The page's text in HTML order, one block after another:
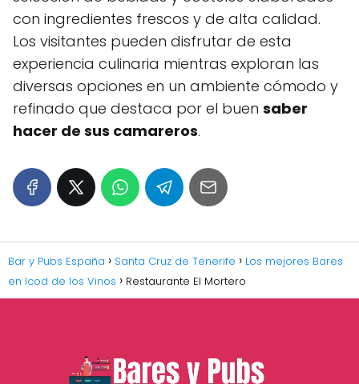
con ingredientes frescos y de alta calidad.
Los visitantes pueden disfrutar de esta
experiencia culinaria mientras exploran las
diversas opciones en un ambiente cómodo y
refinado que destaca por el buen saber
hacer de sus camareros.
Bar y Pubs España Santa Cruz de Tenerife
Los mejores Bares
en Icod de los Vinos
Restaurante El Mortero